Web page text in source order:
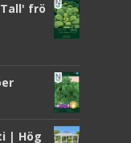
frö
| Hög